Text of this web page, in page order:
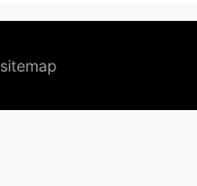
sitemap